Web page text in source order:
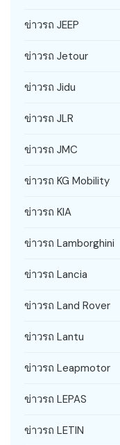
ข่าวรถ JEEP
ข่าวรถ Jetour
ข่าวรถ Jidu
ข่าวรถ JLR
ข่าวรถ JMC
ข่าวรถ KG Mobility
ข่าวรถ KIA
ข่าวรถ Lamborghini
ข่าวรถ Lancia
ข่าวรถ Land Rover
ข่าวรถ Lantu
ข่าวรถ Leapmotor
ข่าวรถ LEPAS
ข่าวรถ LETIN